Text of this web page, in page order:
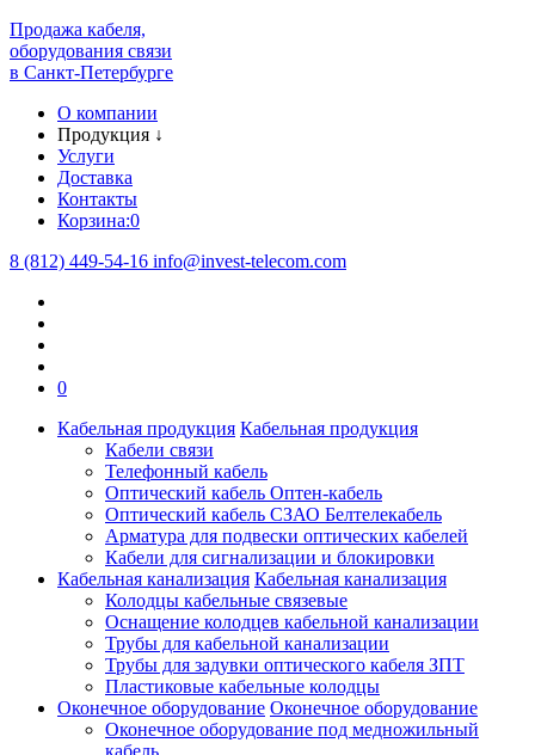
Продажа кабеля,
оборудования связи
в Санкт-Петербурге
О компании
Продукция ↓
Услуги
Доставка
Контакты
Корзина:0
8 (812) 449-54-16 info@invest-telecom.com
0
Кабельная продукция Кабельная продукция
Кабели связи
Телефонный кабель
Оптический кабель Оптен-кабель
Оптический кабель СЗАО Белтелекабель
Арматура для подвески оптических кабелей
Кабели для сигнализации и блокировки
Кабельная канализация Кабельная канализация
Колодцы кабельные связевые
Оснащение колодцев кабельной канализации
Трубы для кабельной канализации
Трубы для задувки оптического кабеля ЗПТ
Пластиковые кабельные колодцы
Оконечное оборудование Оконечное оборудование
Оконечное оборудование под медножильный
кабель